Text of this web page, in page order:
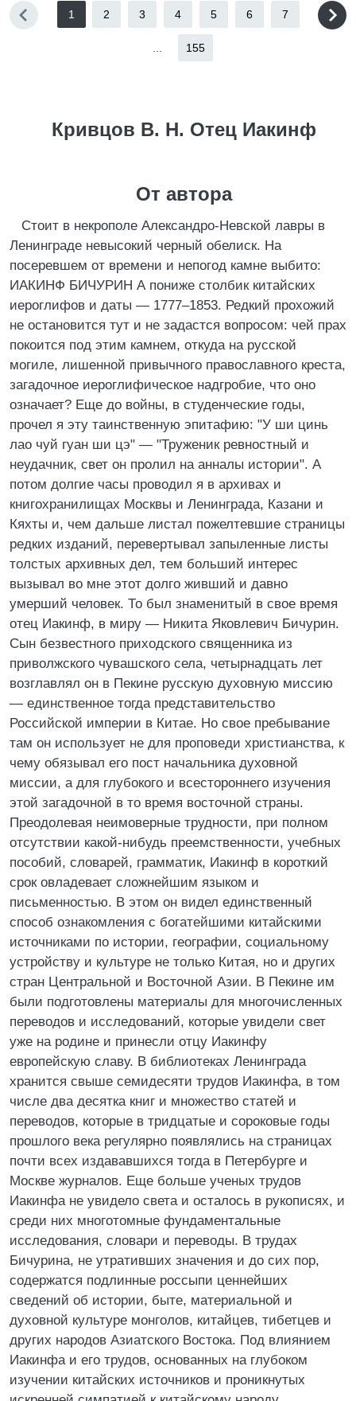
1 2 3 4 5 6 7
155
Кривцов В. Н. Отец Иакинф
От автора
Стоит в некрополе Александро-Невской лавры в
Ленинграде невысокий черный обелиск. На
посеревшем от времени и непогод камне выбито:
ИАКИНФ БИЧУРИН А пониже столбик китайских
иероглифов и даты — 1777–1853. Редкий прохожий
не остановится тут и не задастся вопросом: чей прах
покоится под этим камнем, откуда на русской
могиле, лишенной привычного православного креста,
загадочное иероглифическое надгробие, что оно
означает? Еще до войны, в студенческие годы,
прочел я эту таинственную эпитафию: "У ши цинь
лао чуй гуан ши цэ" — "Труженик ревностный и
неудачник, свет он пролил на анналы истории". А
потом долгие часы проводил я в архивах и
книгохранилищах Москвы и Ленинграда, Казани и
Кяхты и, чем дальше листал пожелтевшие страницы
редких изданий, перевертывал запыленные листы
толстых архивных дел, тем больший интерес
вызывал во мне этот долго живший и давно
умерший человек. То был знаменитый в свое время
отец Иакинф, в миру — Никита Яковлевич Бичурин.
Сын безвестного приходского священника из
приволжского чувашского села, четырнадцать лет
возглавлял он в Пекине русскую духовную миссию
— единственное тогда представительство
Российской империи в Китае. Но свое пребывание
там он использует не для проповеди христианства, к
чему обязывал его пост начальника духовной
миссии, а для глубокого и всестороннего изучения
этой загадочной в то время восточной страны.
Преодолевая неимоверные трудности, при полном
отсутствии какой-нибудь преемственности, учебных
пособий, словарей, грамматик, Иакинф в короткий
срок овладевает сложнейшим языком и
письменностью. В этом он видел единственный
способ ознакомления с богатейшими китайскими
источниками по истории, географии, социальному
устройству и культуре не только Китая, но и других
стран Центральной и Восточной Азии. В Пекине им
были подготовлены материалы для многочисленных
переводов и исследований, которые увидели свет
уже на родине и принесли отцу Иакинфу
европейскую славу. В библиотеках Ленинграда
хранится свыше семидесяти трудов Иакинфа, в том
числе два десятка книг и множество статей и
переводов, которые в тридцатые и сороковые годы
прошлого века регулярно появлялись на страницах
почти всех издававшихся тогда в Петербурге и
Москве журналов. Еще больше ученых трудов
Иакинфа не увидело света и осталось в рукописях, и
среди них многотомные фундаментальные
исследования, словари и переводы. В трудах
Бичурина, не утративших значения и до сих пор,
содержатся подлинные россыпи ценнейших
сведений об истории, быте, материальной и
духовной культуре монголов, китайцев, тибетцев и
других народов Азиатского Востока. Под влиянием
Иакинфа и его трудов, основанных на глубоком
изучении китайских источников и проникнутых